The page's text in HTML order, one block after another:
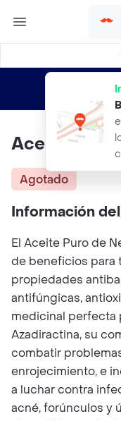
envíos
Aceite Puro
Agotado
Información
El Aceite Puro de
de beneficios para
propiedades
antifúngicas,
medicinal perfecta
Azadiractina, su
combatir
enrojecimiento, e
a luchar contra
acné, forúnculos y